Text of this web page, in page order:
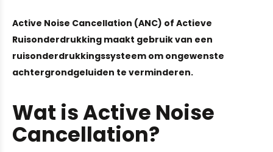
Active Noise Cancellation (ANC) of Actieve
Ruisonderdrukking maakt gebruik van een
ruisonderdrukkingssysteem om ongewenste
achtergrondgeluiden te verminderen.
Wat is Active Noise
Cancellation?